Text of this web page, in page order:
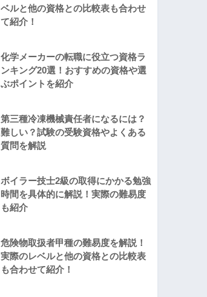
ベルと他の資格との比較表も合わせ
て紹介！
化学メーカーの転職に役立つ資格ラ
ンキング20選！おすすめの資格や選
ぶポイントを紹介
第三種冷凍機械責任者になるには？
難しい？試験の受験資格やよくある
質問を解説
ボイラー技士2級の取得にかかる勉強
時間を具体的に解説！実際の難易度
も紹介
危険物取扱者甲種の難易度を解説！
実際のレベルと他の資格との比較表
も合わせて紹介！